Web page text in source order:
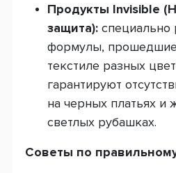
Продукты Invisible
защита): специально
формулы, прошедшие
текстиле разных
гарантируют
на черных платьях и
светлых рубашках.
Советы по